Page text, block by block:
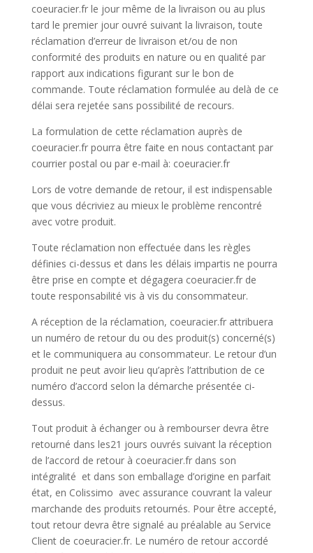
coeuracier.fr le jour même de la livraison ou au plus
tard le premier jour ouvré suivant la livraison, toute
réclamation d’erreur de livraison et/ou de non
conformité des produits en nature ou en qualité par
rapport aux indications figurant sur le bon de
commande. Toute réclamation formulée au delà de ce
délai sera rejetée sans possibilité de recours.
La formulation de cette réclamation auprès de
coeuracier.fr pourra être faite en nous contactant par
courrier postal ou par e-mail à: coeuracier.fr
Lors de votre demande de retour, il est indispensable
que vous décriviez au mieux le problème rencontré
avec votre produit.
Toute réclamation non effectuée dans les règles
définies ci-dessus et dans les délais impartis ne pourra
être prise en compte et dégagera coeuracier.fr de
toute responsabilité vis à vis du consommateur.
A réception de la réclamation, coeuracier.fr attribuera
un numéro de retour du ou des produit(s) concerné(s)
et le communiquera au consommateur. Le retour d’un
produit ne peut avoir lieu qu’après l’attribution de ce
numéro d’accord selon la démarche présentée ci-
dessus.
Tout produit à échanger ou à rembourser devra être
retourné dans les21 jours ouvrés suivant la réception
de l’accord de retour à coeuracier.fr dans son
intégralité et dans son emballage d’origine en parfait
état, en Colissimo avec assurance couvrant la valeur
marchande des produits retournés. Pour être accepté,
tout retour devra être signalé au préalable au Service
Client de coeuracier.fr. Le numéro de retour accordé